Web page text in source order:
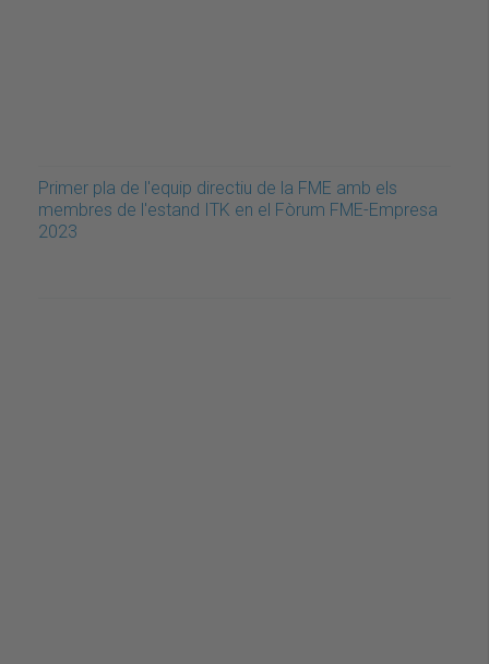
Primer pla de l'equip directiu de la FME amb els
membres de l'estand ITK en el Fòrum FME-Empresa
2023